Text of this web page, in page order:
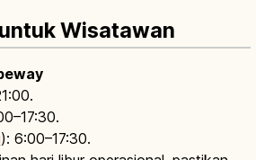
Wisatawan
): 6:00–17:30.